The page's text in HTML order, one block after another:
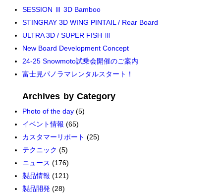
SESSION Ⅲ 3D Bamboo
STINGRAY 3D WING PINTAIL / Rear Board
ULTRA 3D / SUPER FISH Ⅲ
New Board Development Concept
24-25 Snowmoto試乗会開催のご案内
富士見パノラマレンタルスタート！
Archives by Category
Photo of the day(5)
イベント情報 (65)
カスタマーリポート (25)
テクニック (5)
ニュース (176)
製品情報 (121)
製品開発 (28)